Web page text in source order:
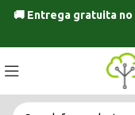
🚚 Entrega gratuita no